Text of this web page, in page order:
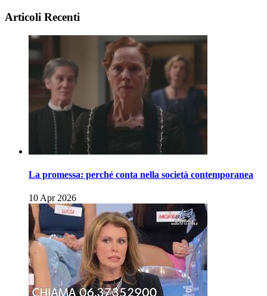
Articoli Recenti
La promessa: perché conta nella società contemporanea
10 Apr 2026